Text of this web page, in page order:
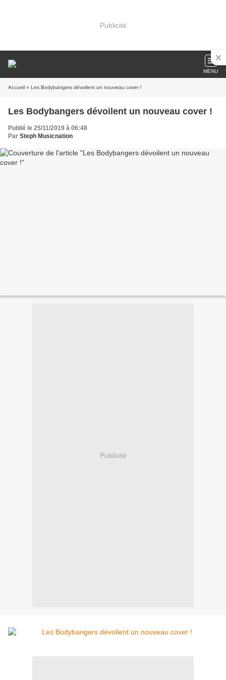
Publicité
MENU
Accueil » Les Bodybangers dévoilent un nouveau cover !
Les Bodybangers dévoilent un nouveau cover !
Publié le 25/11/2019 à 06:48
Par Steph Musicnation
Publicité